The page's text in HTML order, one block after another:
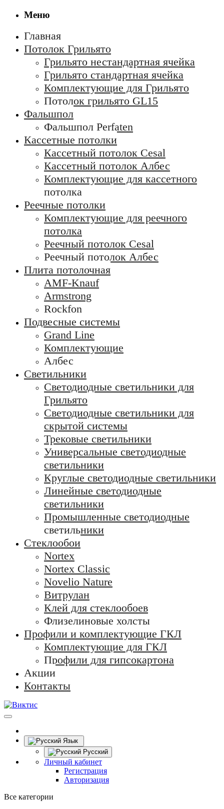
Меню
Главная
Потолок Грильято
Грильято нестандартная ячейка
Грильято стандартная ячейка
Комплектующие для Грильято
Потолок грильято GL15
Фальшпол
Фальшпол Perfaten
Кассетные потолки
Кассетный потолок Cesal
Кассетный потолок Албес
Комплектующие для кассетного
потолка
Реечные потолки
Комплектующие для реечного
потолка
Реечный потолок Cesal
Реечный потолок Албес
Плита потолочная
AMF-Knauf
Armstrong
Rockfon
Подвесные системы
Grand Line
Комплектующие
Албес
Светильники
Светодиодные светильники для
Грильято
Светодиодные светильники для
скрытой системы
Трековые светильники
Универсальные светодиодные
светильники
Круглые светодиодные светильники
Линейные светодиодные
светильники
Промышленные светодиодные
светильники
Стеклообои
Nortex
Nortex Classic
Novelio Nature
Витрулан
Клей для стеклообоев
Флизелиновые холсты
Профили и комплектующие ГКЛ
Комплектующие для ГКЛ
Профили для гипсокартона
Акции
Контакты
Язык
Русский
Личный кабинет
Регистрация
Авторизация
Все категории